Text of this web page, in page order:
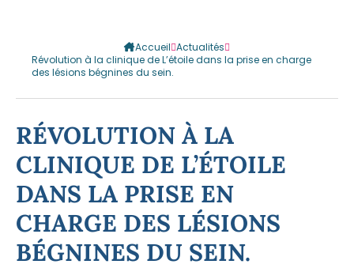
Accueil Actualités
Révolution à la clinique de L’étoile dans la prise en charge
des lésions bégnines du sein.
RÉVOLUTION À LA
CLINIQUE DE L’ÉTOILE
DANS LA PRISE EN
CHARGE DES LÉSIONS
BÉGNINES DU SEIN.